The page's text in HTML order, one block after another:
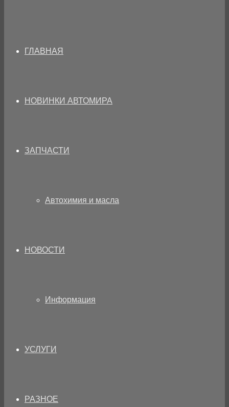
ГЛАВНАЯ
НОВИНКИ АВТОМИРА
ЗАПЧАСТИ
Автохимия и масла
НОВОСТИ
Информация
УСЛУГИ
РАЗНОЕ